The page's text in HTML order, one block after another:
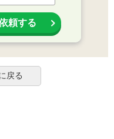
頼する
戻る